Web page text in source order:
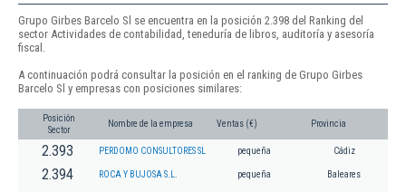
Grupo Girbes Barcelo Sl se encuentra en la posición 2.398 del Ranking del
sector Actividades de contabilidad, teneduría de libros, auditoría y asesoría
fiscal.
A continuación podrá consultar la posición en el ranking de Grupo Girbes
Barcelo Sl y empresas con posiciones similares:
Posición
Sector
Nombre de la empresa Ventas (€) Provincia
2.393 PERDOMO CONSULTORES SL pequeña Cádiz
2.394 ROCA Y BUJOSA S.L. pequeña Baleares